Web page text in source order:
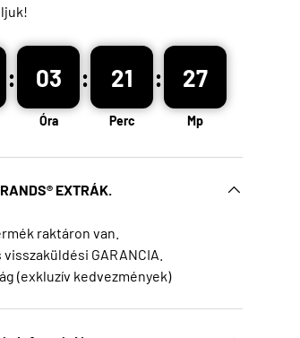
: 03
Óra
: 21
Perc
: 26
Mp
EXTRÁK.
raktáron van.
visszaküldési GARANCIA.
(exkluzív kedvezmények)